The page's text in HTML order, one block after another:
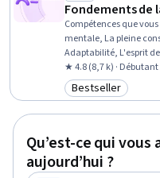
Fondements de
Compétences que
mentale, La pleine
Adaptabilité, L'esprit
Évaluations
travail respiratoire, Le
Fixation des objectifs,
★ 4.8 (8,7 k) · Débutant
Catégorie :
Bestseller
Qu’est-ce qui vous
aujourd’hui ?